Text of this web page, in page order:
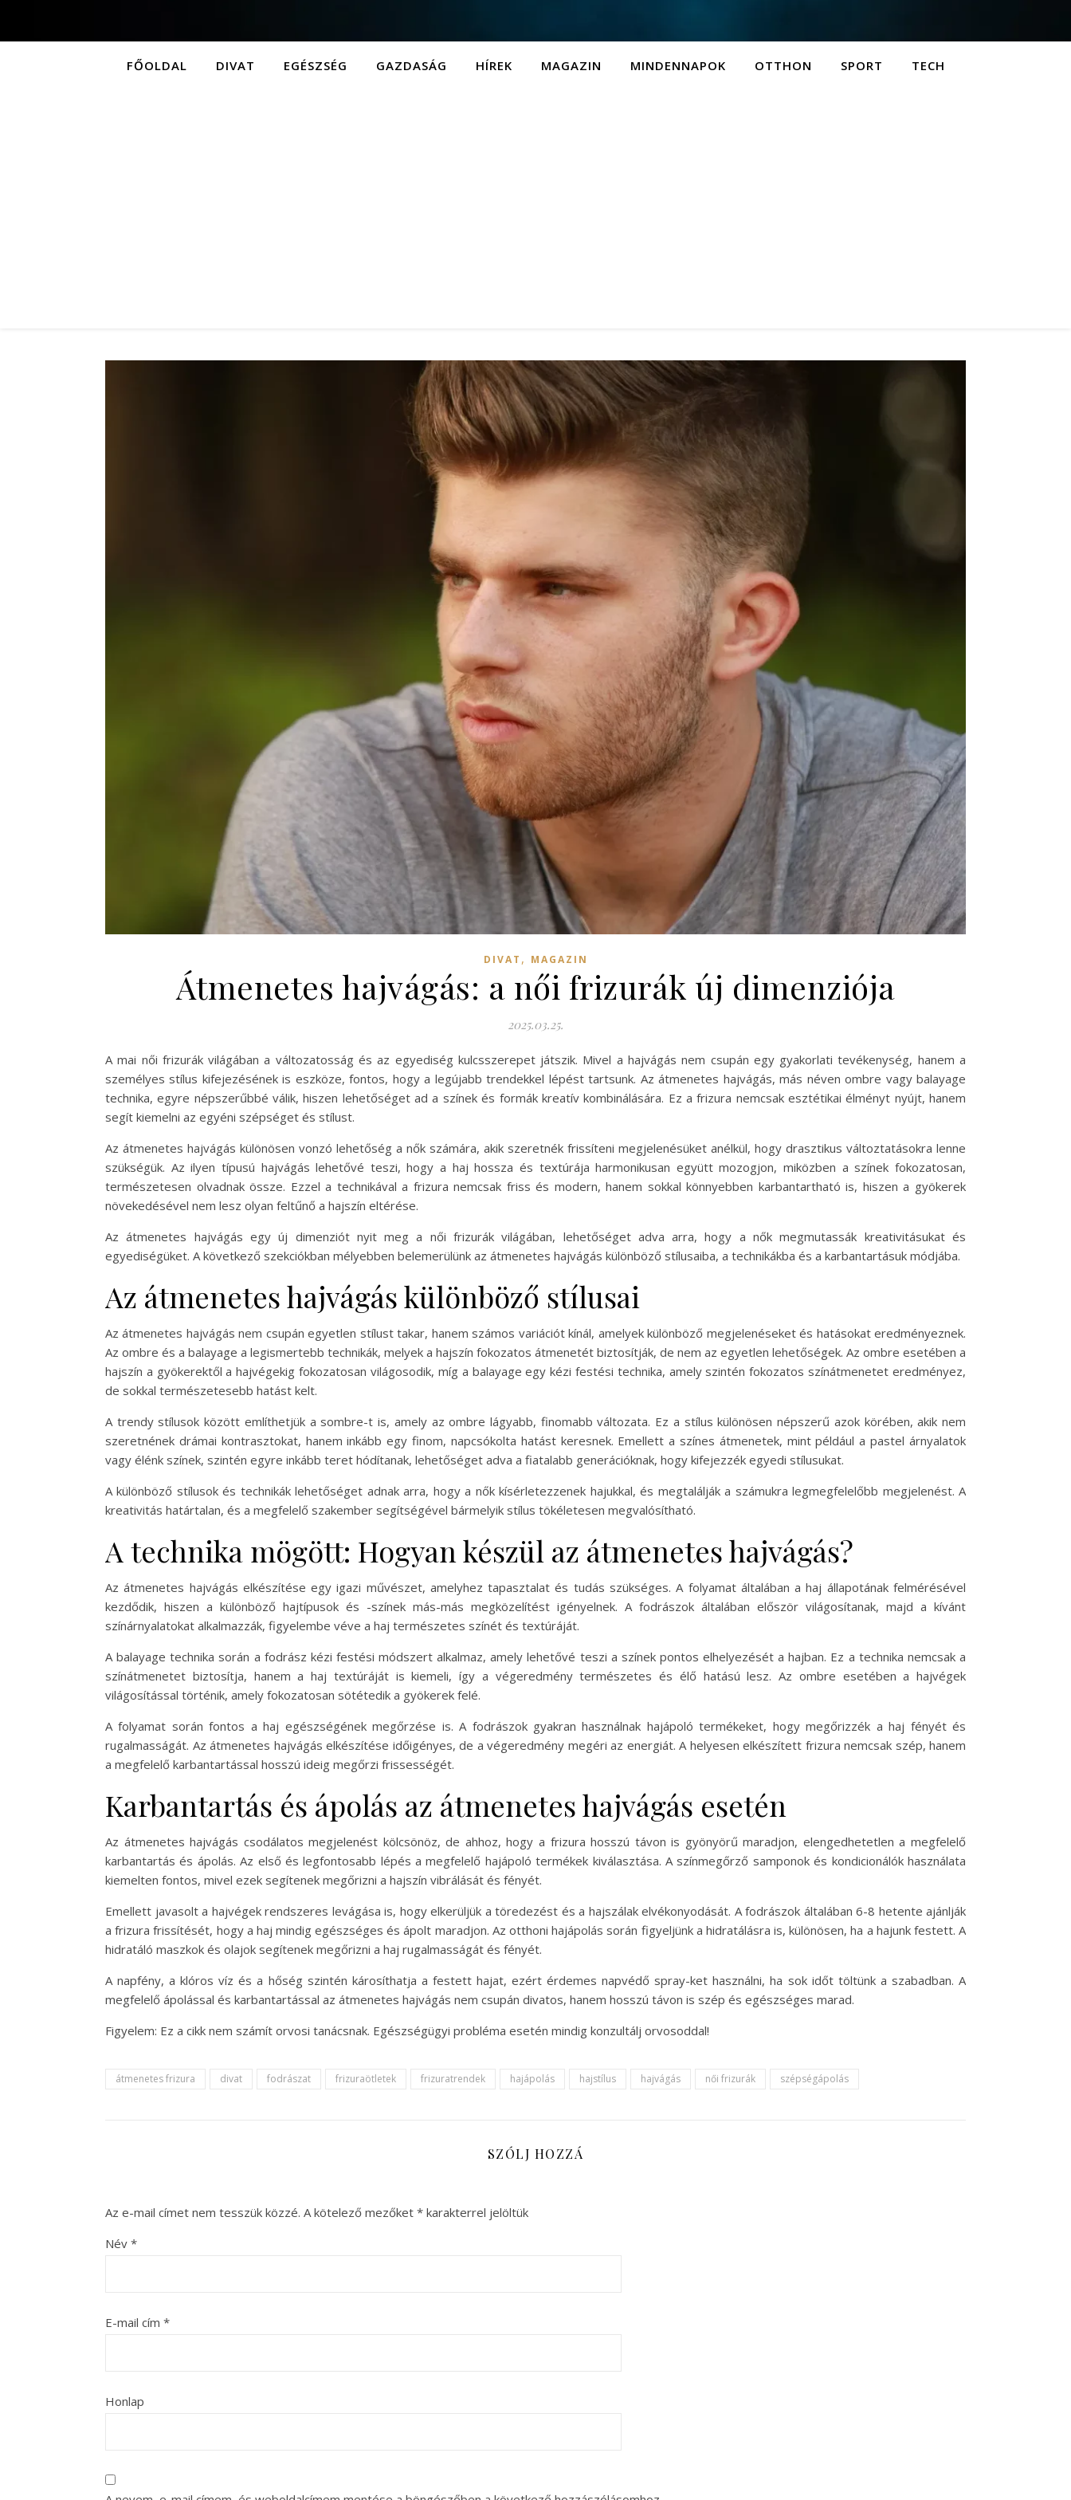
FŐOLDAL DIVAT EGÉSZSÉG GAZDASÁG HÍREK MAGAZIN MINDENNAPOK OTTHON SPORT TECH
DIVAT , MAGAZIN
Átmenetes hajvágás: a női frizurák új dimenziója
2025.03.25.
A mai női frizurák világában a változatosság és az egyediség kulcsszerepet játszik. Mivel a hajvágás nem csupán egy gyakorlati tevékenység, hanem a
személyes stílus kifejezésének is eszköze, fontos, hogy a legújabb trendekkel lépést tartsunk. Az átmenetes hajvágás, más néven ombre vagy balayage
technika, egyre népszerűbbé válik, hiszen lehetőséget ad a színek és formák kreatív kombinálására. Ez a frizura nemcsak esztétikai élményt nyújt, hanem
segít kiemelni az egyéni szépséget és stílust.
Az átmenetes hajvágás különösen vonzó lehetőség a nők számára, akik szeretnék frissíteni megjelenésüket anélkül, hogy drasztikus változtatásokra lenne
szükségük. Az ilyen típusú hajvágás lehetővé teszi, hogy a haj hossza és textúrája harmonikusan együtt mozogjon, miközben a színek fokozatosan,
természetesen olvadnak össze. Ezzel a technikával a frizura nemcsak friss és modern, hanem sokkal könnyebben karbantartható is, hiszen a gyökerek
növekedésével nem lesz olyan feltűnő a hajszín eltérése.
Az átmenetes hajvágás egy új dimenziót nyit meg a női frizurák világában, lehetőséget adva arra, hogy a nők megmutassák kreativitásukat és
egyediségüket. A következő szekciókban mélyebben belemerülünk az átmenetes hajvágás különböző stílusaiba, a technikákba és a karbantartásuk módjába.
Az átmenetes hajvágás különböző stílusai
Az átmenetes hajvágás nem csupán egyetlen stílust takar, hanem számos variációt kínál, amelyek különböző megjelenéseket és hatásokat eredményeznek.
Az ombre és a balayage a legismertebb technikák, melyek a hajszín fokozatos átmenetét biztosítják, de nem az egyetlen lehetőségek. Az ombre esetében a
hajszín a gyökerektől a hajvégekig fokozatosan világosodik, míg a balayage egy kézi festési technika, amely szintén fokozatos színátmenetet eredményez,
de sokkal természetesebb hatást kelt.
A trendy stílusok között említhetjük a sombre-t is, amely az ombre lágyabb, finomabb változata. Ez a stílus különösen népszerű azok körében, akik nem
szeretnének drámai kontrasztokat, hanem inkább egy finom, napcsókolta hatást keresnek. Emellett a színes átmenetek, mint például a pastel árnyalatok
vagy élénk színek, szintén egyre inkább teret hódítanak, lehetőséget adva a fiatalabb generációknak, hogy kifejezzék egyedi stílusukat.
A különböző stílusok és technikák lehetőséget adnak arra, hogy a nők kísérletezzenek hajukkal, és megtalálják a számukra legmegfelelőbb megjelenést. A
kreativitás határtalan, és a megfelelő szakember segítségével bármelyik stílus tökéletesen megvalósítható.
A technika mögött: Hogyan készül az átmenetes hajvágás?
Az átmenetes hajvágás elkészítése egy igazi művészet, amelyhez tapasztalat és tudás szükséges. A folyamat általában a haj állapotának felmérésével
kezdődik, hiszen a különböző hajtípusok és -színek más-más megközelítést igényelnek. A fodrászok általában először világosítanak, majd a kívánt
színárnyalatokat alkalmazzák, figyelembe véve a haj természetes színét és textúráját.
A balayage technika során a fodrász kézi festési módszert alkalmaz, amely lehetővé teszi a színek pontos elhelyezését a hajban. Ez a technika nemcsak a
színátmenetet biztosítja, hanem a haj textúráját is kiemeli, így a végeredmény természetes és élő hatású lesz. Az ombre esetében a hajvégek
világosítással történik, amely fokozatosan sötétedik a gyökerek felé.
A folyamat során fontos a haj egészségének megőrzése is. A fodrászok gyakran használnak hajápoló termékeket, hogy megőrizzék a haj fényét és
rugalmasságát. Az átmenetes hajvágás elkészítése időigényes, de a végeredmény megéri az energiát. A helyesen elkészített frizura nemcsak szép, hanem
a megfelelő karbantartással hosszú ideig megőrzi frissességét.
Karbantartás és ápolás az átmenetes hajvágás esetén
Az átmenetes hajvágás csodálatos megjelenést kölcsönöz, de ahhoz, hogy a frizura hosszú távon is gyönyörű maradjon, elengedhetetlen a megfelelő
karbantartás és ápolás. Az első és legfontosabb lépés a megfelelő hajápoló termékek kiválasztása. A színmegőrző samponok és kondicionálók használata
kiemelten fontos, mivel ezek segítenek megőrizni a hajszín vibrálását és fényét.
Emellett javasolt a hajvégek rendszeres levágása is, hogy elkerüljük a töredezést és a hajszálak elvékonyodását. A fodrászok általában 6-8 hetente ajánlják
a frizura frissítését, hogy a haj mindig egészséges és ápolt maradjon. Az otthoni hajápolás során figyeljünk a hidratálásra is, különösen, ha a hajunk festett. A
hidratáló maszkok és olajok segítenek megőrizni a haj rugalmasságát és fényét.
A napfény, a klóros víz és a hőség szintén károsíthatja a festett hajat, ezért érdemes napvédő spray-ket használni, ha sok időt töltünk a szabadban. A
megfelelő ápolással és karbantartással az átmenetes hajvágás nem csupán divatos, hanem hosszú távon is szép és egészséges marad.
Figyelem: Ez a cikk nem számít orvosi tanácsnak. Egészségügyi probléma esetén mindig konzultálj orvosoddal!
átmenetes frizura divat fodrászat frizuraötletek frizuratrendek hajápolás hajstílus hajvágás női frizurák szépségápolás
SZÓLJ HOZZÁ
Az e-mail címet nem tesszük közzé. A kötelező mezőket * karakterrel jelöltük
Név *
E-mail cím *
Honlap